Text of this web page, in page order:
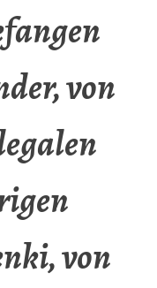
von
von